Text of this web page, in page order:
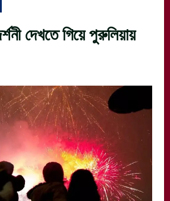
দেখতে গিয়ে পুরুলিয়ায়